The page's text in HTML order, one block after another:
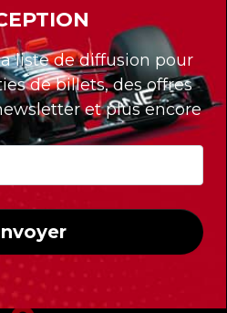
à laquelle vous
Tours vous propose
des hôtels
transferts privés au
réservé aux
!
DE CONTACT
liste de diffusion pour
de billets, des offres
et plus encore